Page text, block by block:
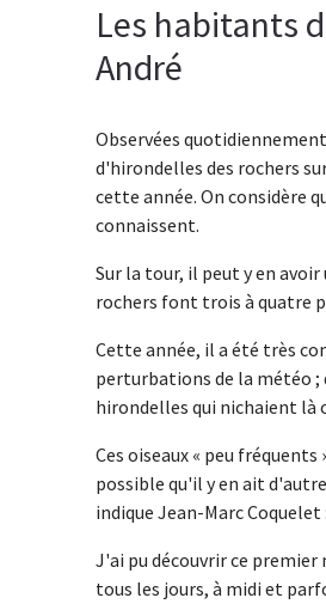
Les habitants
André
Observées
d'hirondelles des rochers
cette année. On considère
connaissent.
Sur la tour, il peut y en
rochers font trois à quatre
Cette année, il a été très
perturbations de la météo ;
hirondelles qui nichaient là
Ces oiseaux « peu
possible qu'il y en ait
indique Jean-Marc Coquelet :
J'ai pu découvrir ce premier
tous les jours, à midi et